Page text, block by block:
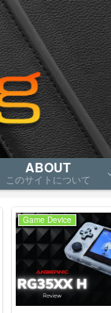
ABOUT
このサイトについて
Game Device